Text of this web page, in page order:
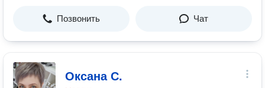
Позвонить Чат
Оксана С.